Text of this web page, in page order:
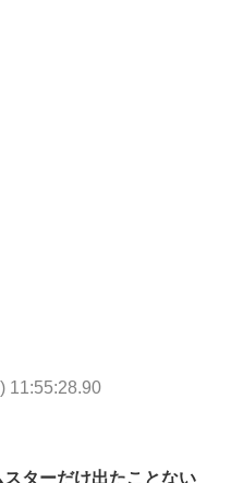
11:55:28.90
ターだけ出たことない